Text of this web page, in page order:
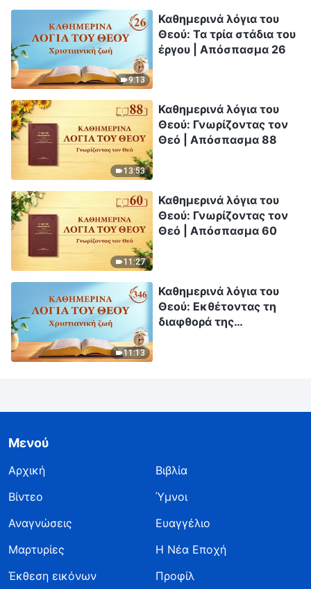
9:13
Καθημερινά λόγια του
Θεού: Τα τρία στάδια του
έργου | Απόσπασμα 26
13:53
Καθημερινά λόγια του
Θεού: Γνωρίζοντας τον
Θεό | Απόσπασμα 88
11:27
Καθημερινά λόγια του
Θεού: Γνωρίζοντας τον
Θεό | Απόσπασμα 60
11:13
Καθημερινά λόγια του
Θεού: Εκθέτοντας τη
διαφθορά της
Μενού
Αρχική
Βιβλία
Βίντεο
Ύμνοι
Αναγνώσεις
Ευαγγέλιο
Μαρτυρίες
Η Νέα Εποχή
Έκθεση εικόνων
Προφίλ